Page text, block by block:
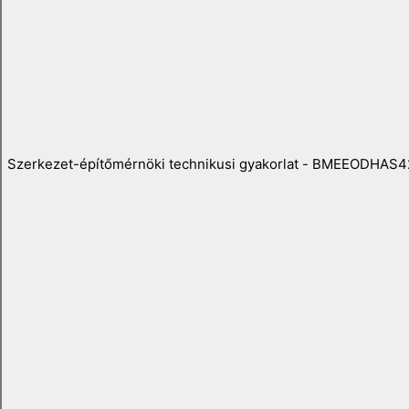
Szerkezet-építőmérnöki technikusi gyakorlat -